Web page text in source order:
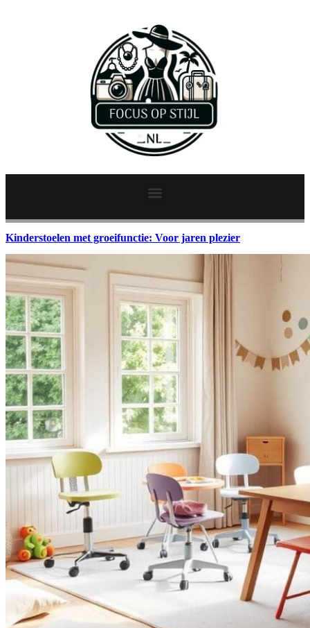
Kinderstoelen met groeifunctie: Voor jaren plezier